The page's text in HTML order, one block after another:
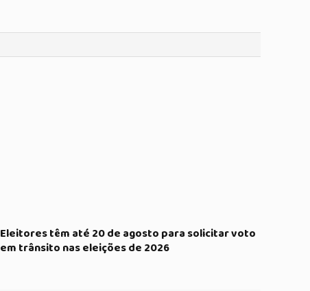
Eleitores têm até 20 de agosto para solicitar voto
em trânsito nas eleições de 2026